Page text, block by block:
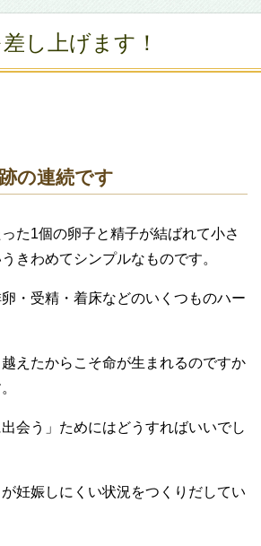
し上げます！
の連続です
た1個の卵子と精子が結ばれて小さ
きわめてシンプルなものです。
・受精・着床などのいくつものハー
えたからこそ命が生まれるのですか
会う」ためにはどうすればいいでし
妊娠しにくい状況をつくりだしてい